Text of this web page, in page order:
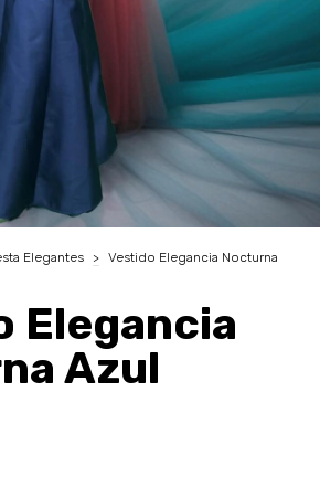
Elegantes > Vestido Elegancia Nocturna
Elegancia
Azul